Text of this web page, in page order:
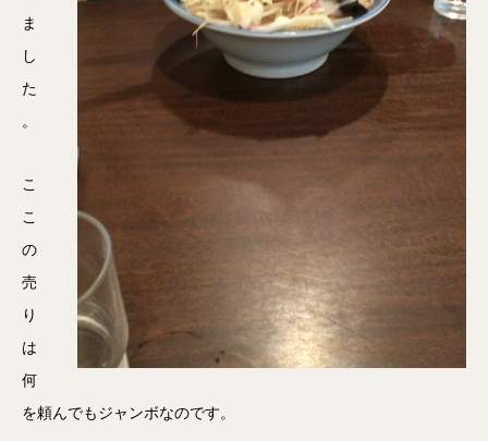
ま
し
た
。
こ
こ
の
売
り
は
何
を頼んでもジャンボなのです。